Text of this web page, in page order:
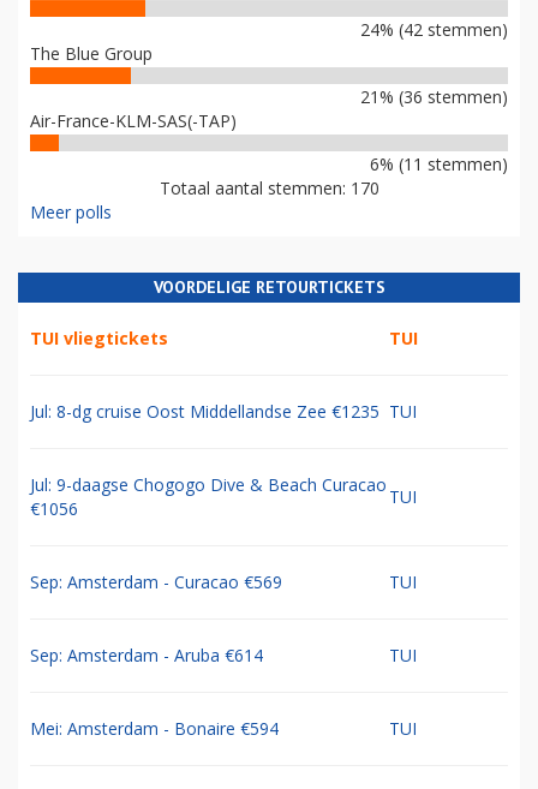
24% (42 stemmen)
The Blue Group
21% (36 stemmen)
Air-France-KLM-SAS(-TAP)
6% (11 stemmen)
Totaal aantal stemmen: 170
Meer polls
VOORDELIGE RETOURTICKETS
TUI vliegtickets TUI
Jul: 8-dg cruise Oost Middellandse Zee €1235 TUI
Jul: 9-daagse Chogogo Dive & Beach Curacao
€1056
TUI
Sep: Amsterdam - Curacao €569 TUI
Sep: Amsterdam - Aruba €614 TUI
Mei: Amsterdam - Bonaire €594 TUI